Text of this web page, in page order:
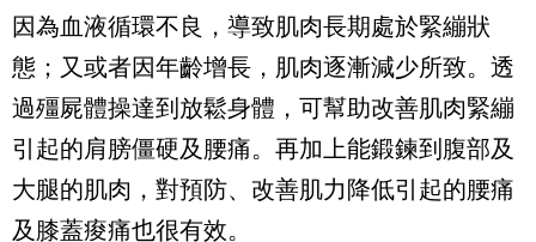
因為血液循環不良，導致肌肉長期處於緊繃狀
態；又或者因年齡增長，肌肉逐漸減少所致。透
過殭屍體操達到放鬆身體，可幫助改善肌肉緊繃
引起的肩膀僵硬及腰痛。再加上能鍛鍊到腹部及
大腿的肌肉，對預防、改善肌力降低引起的腰痛
及膝蓋痠痛也很有效。